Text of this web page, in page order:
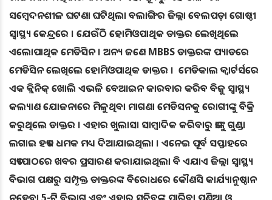
ସମ୍ବେଦନଶୀଳ ଘଟଣା ଘଟିଥିଲା ବଲାଙ୍ଗିର ଜିଲ୍ଲା ବେଲପଡ଼ା ଗୋଷ୍ଠୀ
ସ୍ବାସ୍ଥ୍ୟ କେନ୍ଦ୍ରରେ । ଯେଉଁଠି ହୋମିଓପାଥିକ ଡାକ୍ତର ଲେଖିଥିଲେ
ଏଲୋପାଥିକ ମେଡିସିନ । ଅନ୍ୟ ଜଣେ MBBS ଡାକ୍ତରଙ୍କ ପ୍ୟାଡରେ
ମେଡିସିନ ଲେଖିଲେ ହୋମିଓପାଥିକ ଡାକ୍ତର । ମେଡିକାଲ କ୍ବାର୍ଟର୍ସରେ
ଏକ କ୍ଲିନିକ୍ ଖୋଲି ଏଭଳି ବେଆଇନ କାରବାର କରିବ ବିଜୁ ସ୍ବାସ୍ଥ୍ୟ
କଲ୍ୟାଣ ଯୋଜନାରେ ମିଳୁଥିବା ମାଗଣା ମେଡିସନକୁ ରୋଗୀଙ୍କୁ ବିକ୍ରି
କରୁଥିଲେ ଡାକ୍ତର । ଏହାର ଖୁଲାସା ସାମ୍ବାଦିକ କରିବାରୁ ତାଙ୍କୁ ଗୁଣ୍ଡା
ଲଗାଇ ହତ୍ୟା ଧମକ ମଧ୍ୟ ଦିଆଯାଇଥିଲା । ଏନେଇ ପୂର୍ବ ସପ୍ତାହରେ
ସତ୍ୟପାଠରେ ଖବର ପ୍ରସାରଣ କରାଯାଇଥିଲା ବି ଏଯାଏ ଜିଲ୍ଲା ସ୍ବାସ୍ଥ୍ୟ
ବିଭାଗ ପକ୍ଷରୁ ସମ୍ପୃକ୍ତ ଡାକ୍ତରଙ୍କ ବିରୋଧରେ କୌଣସି କାର୍ଯ୍ୟାନୁଷ୍ଠାନ